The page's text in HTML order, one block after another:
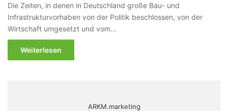
Die Zeiten, in denen in Deutschland große Bau- und
Infrastrukturvorhaben von der Politik beschlossen, von der
Wirtschaft umgesetzt und vom…
Weiterlesen
ARKM.marketing